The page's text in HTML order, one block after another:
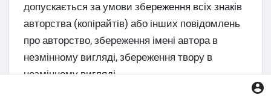
допускається за умови збереження всіх знаків
авторства (копірайтів) або інших повідомлень
про авторство, збереження імені автора в
незмінному вигляді, збереження твору в
незмінному вигляді.